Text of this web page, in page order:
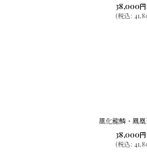
38,000円
(税込:
風化龍鱗・鳳
38,000円
(税込: